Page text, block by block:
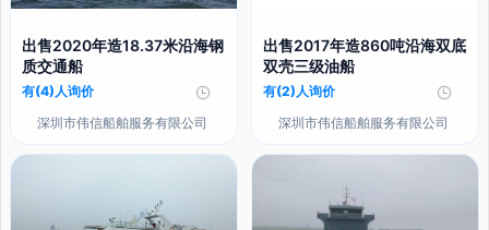
出售2020年造18.37米沿海钢
质交通船
有(4)人询价
深圳市伟信船舶服务有限公司
出售2017年造860吨沿海双底
双壳三级油船
有(2)人询价
深圳市伟信船舶服务有限公司